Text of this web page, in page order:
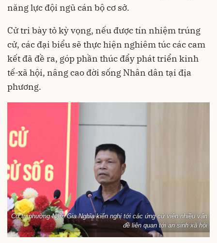
năng lực đội ngũ cán bộ cơ sở.
Cử tri bày tỏ kỳ vọng, nếu được tín nhiệm trúng
cử, các đại biểu sẽ thực hiện nghiêm túc các cam
kết đã đề ra, góp phần thúc đẩy phát triển kinh
tế-xã hội, nâng cao đời sống Nhân dân tại địa
phương.
Cử tri phường Nam Gia Nghĩa kiến nghị tới các ứng cử viên nhiều vấn
đề liên quan tới an sinh xã hội